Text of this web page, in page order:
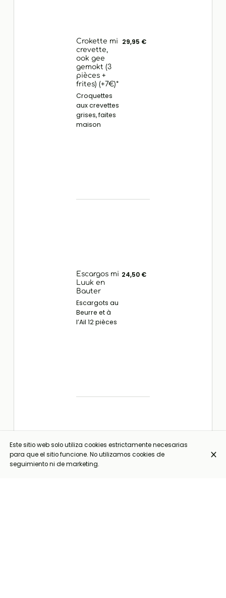
Crokette mi
crevette,
ook gee
gemokt (3
pièces +
frites) (+7€)*
Croquettes
aux crevettes
grises, faites
maison
29,95 €
Escargos mi
Luuk en
Bauter
Escargots au
Beurre et à
l’Ail 12 pièces
24,50 €
Este sitio web solo utiliza cookies estrictamente necesarias
para que el sitio funcione. No utilizamos cookies de
seguimiento ni de marketing.